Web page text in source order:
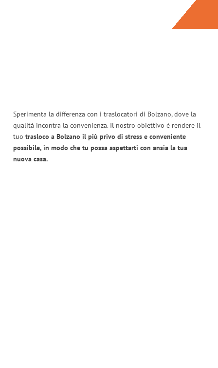
Sperimenta la differenza con i traslocatori di Bolzano, dove la
qualità incontra la convenienza. Il nostro obiettivo è rendere il
tuo trasloco a Bolzano il più privo di stress e conveniente
possibile, in modo che tu possa aspettarti con ansia la tua
nuova casa.